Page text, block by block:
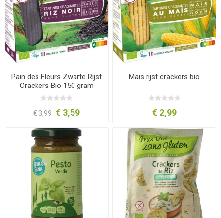
Pain des Fleurs Zwarte Rijst
Crackers Bio 150 gram
€ 3,99 € 3,59
Mais rijst crackers bio
€ 2,99